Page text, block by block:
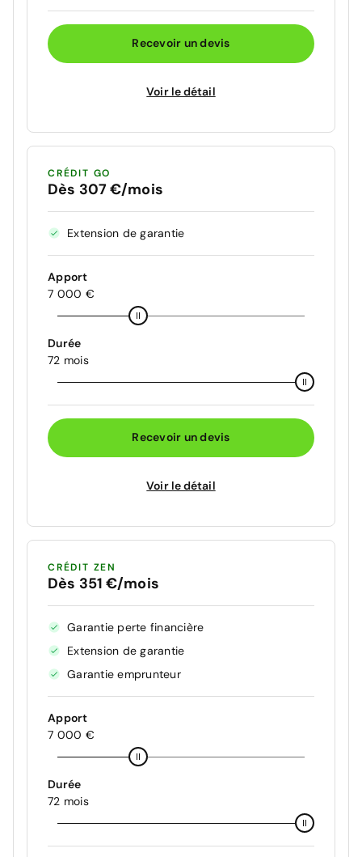
Recevoir un devis
Voir le détail
CRÉDIT GO
Dès 307 €/mois
Extension de garantie
Apport
7 000 €
Durée
72 mois
Recevoir un devis
Voir le détail
CRÉDIT ZEN
Dès 351 €/mois
Garantie perte financière
Extension de garantie
Garantie emprunteur
Apport
7 000 €
Durée
72 mois